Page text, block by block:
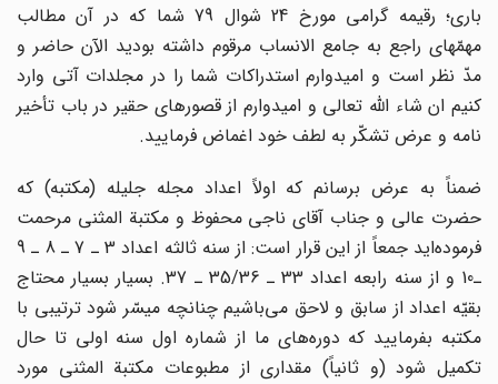
باری؛ رقیمه گرامی مورخ 24 شوال 79 شما که در آن مطالب
مهمّه‏ای راجع به جامع الانساب مرقوم داشته بودید الآن حاضر و
مدّ نظر است و امیدوارم استدراکات شما را در مجلدات آتی وارد
کنیم ان شاء الله تعالی و امیدوارم از قصورهای حقیر در باب تأخیر
نامه و عرض تشکّر به لطف خود اغماض فرمایید.
ضمناً به عرض برسانم که اولاً اعداد مجله جلیله (مکتبه) که
حضرت عالی و جناب آقای ناجی محفوظ و مکتبة المثنی مرحمت
فرموده‌اید جمعاً از این قرار است: از سنه ثالثه اعداد 3 ـ 7 ـ 8 ـ 9
ـ10 و از سنه رابعه اعداد 33 ـ 35/36 ـ 37. بسیار بسیار محتاج
بقیّه اعداد از سابق و لاحق می‌باشیم چنانچه میسّر شود ترتیبی با
مکتبه بفرمایید که دوره‌های ما از شماره اول سنه اولی تا حال
تکمیل شود (و ثانیاً) مقداری از مطبوعات مکتبة المثنی مورد